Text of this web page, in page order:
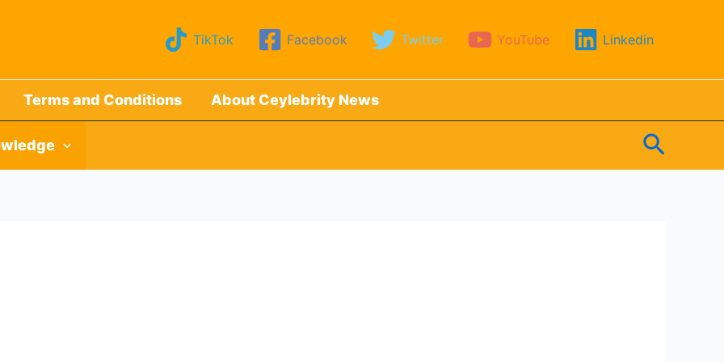
TikTok Facebook Twitter YouTube Linkedin
Terms and Conditions About Ceylebrity News
Search